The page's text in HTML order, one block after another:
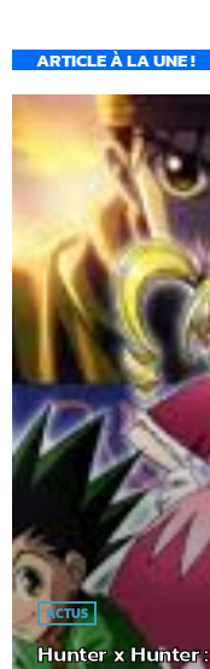
ARTICLE À LA UNE !
ACTUS
Hunter x Hunter